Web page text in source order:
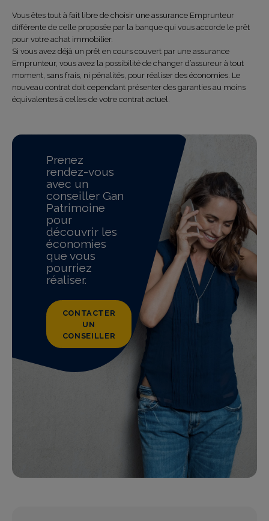
Vous êtes tout à fait libre de choisir une assurance Emprunteur
différente de celle proposée par la banque qui vous accorde le prêt
pour votre achat immobilier.
Si vous avez déjà un prêt en cours couvert par une assurance
Emprunteur, vous avez la possibilité de changer d’assureur à tout
moment, sans frais, ni pénalités, pour réaliser des économies. Le
nouveau contrat doit cependant présenter des garanties au moins
équivalentes à celles de votre contrat actuel.
Prenez
rendez-vous
avec un
conseiller Gan
Patrimoine
pour
découvrir les
économies
que vous
pourriez
réaliser.
CONTACTER
UN
CONSEILLER